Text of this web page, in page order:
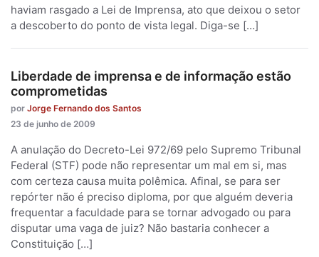
haviam rasgado a Lei de Imprensa, ato que deixou o setor
a descoberto do ponto de vista legal. Diga-se […]
Liberdade de imprensa e de informação estão
comprometidas
por Jorge Fernando dos Santos
23 de junho de 2009
A anulação do Decreto-Lei 972/69 pelo Supremo Tribunal
Federal (STF) pode não representar um mal em si, mas
com certeza causa muita polêmica. Afinal, se para ser
repórter não é preciso diploma, por que alguém deveria
frequentar a faculdade para se tornar advogado ou para
disputar uma vaga de juiz? Não bastaria conhecer a
Constituição […]